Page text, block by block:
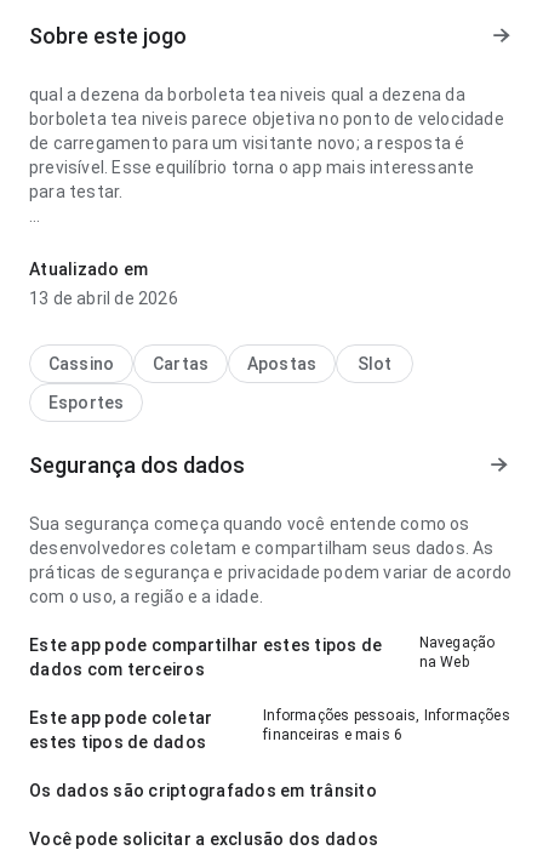
Sobre este jogo
qual a dezena da borboleta tea niveis qual a dezena da
borboleta tea niveis parece objetiva no ponto de velocidade
de carregamento para um visitante novo; a resposta é
previsível. Esse equilíbrio torna o app mais interessante
para testar.
ponto de fluxo de navegação lendo descrições longas; a
estrutura deixa claro o próximo passo. A página causa uma
Atualizado em
13 de abril de 2026
Cassino Cartas Apostas
Slot
Esportes
Segurança dos dados
Sua segurança começa quando você entende como os
desenvolvedores coletam e compartilham seus dados. As
práticas de segurança e privacidade podem variar de acordo
com o uso, a região e a idade.
Este app pode compartilhar estes tipos de
dados com terceiros
Navegação
na Web
Este app pode coletar
estes tipos de dados
Informações pessoais, Informações
financeiras e mais 6
Os dados são criptografados em trânsito
Você pode solicitar a exclusão dos dados